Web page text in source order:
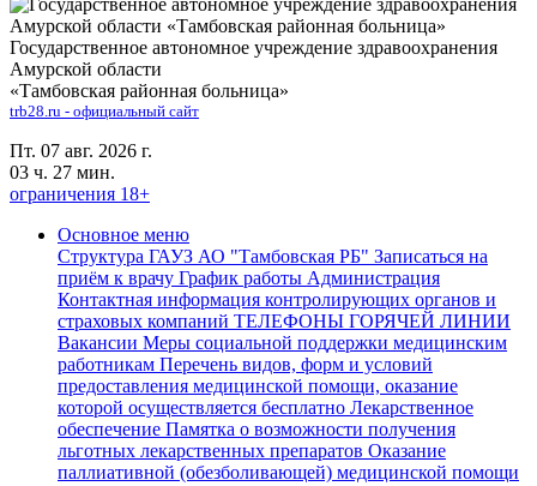
Государственное автономное учреждение здравоохранения
Амурской области
«Тамбовская районная больница»
trb28.ru - официальный сайт
Пт. 07 авг. 2026 г.
03 ч. 27 мин.
ограничения 18+
Основное меню
Структура ГАУЗ АО "Тамбовская РБ" Записаться на
приём к врачу График работы Администрация
Контактная информация контролирующих органов и
страховых компаний ТЕЛЕФОНЫ ГОРЯЧЕЙ ЛИНИИ
Вакансии Меры социальной поддержки медицинским
работникам Перечень видов, форм и условий
предоставления медицинской помощи, оказание
которой осуществляется бесплатно Лекарственное
обеспечение Памятка о возможности получения
льготных лекарственных препаратов Оказание
паллиативной (обезболивающей) медицинской помощи